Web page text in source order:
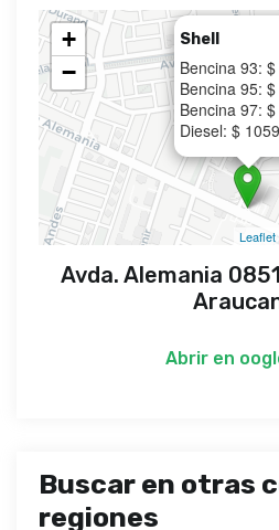
Shell
Bencina 93:
Bencina 95:
Bencina 97:
Diesel: $ 1059
+
−
Leaflet
Avda. Alemania
Abrir en
Buscar en otras
regiones